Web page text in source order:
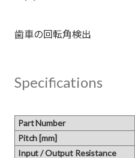
Specifications
Part Number
Pitch [mm]
Input / Output Resistance